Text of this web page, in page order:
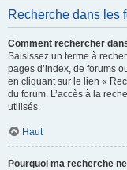
Recherche dans les
Comment rechercher
Saisissez un terme à
pages d’index, de forums
en cliquant sur le lien «
du forum. L’accès à la
utilisés.
Haut
Pourquoi ma recherche